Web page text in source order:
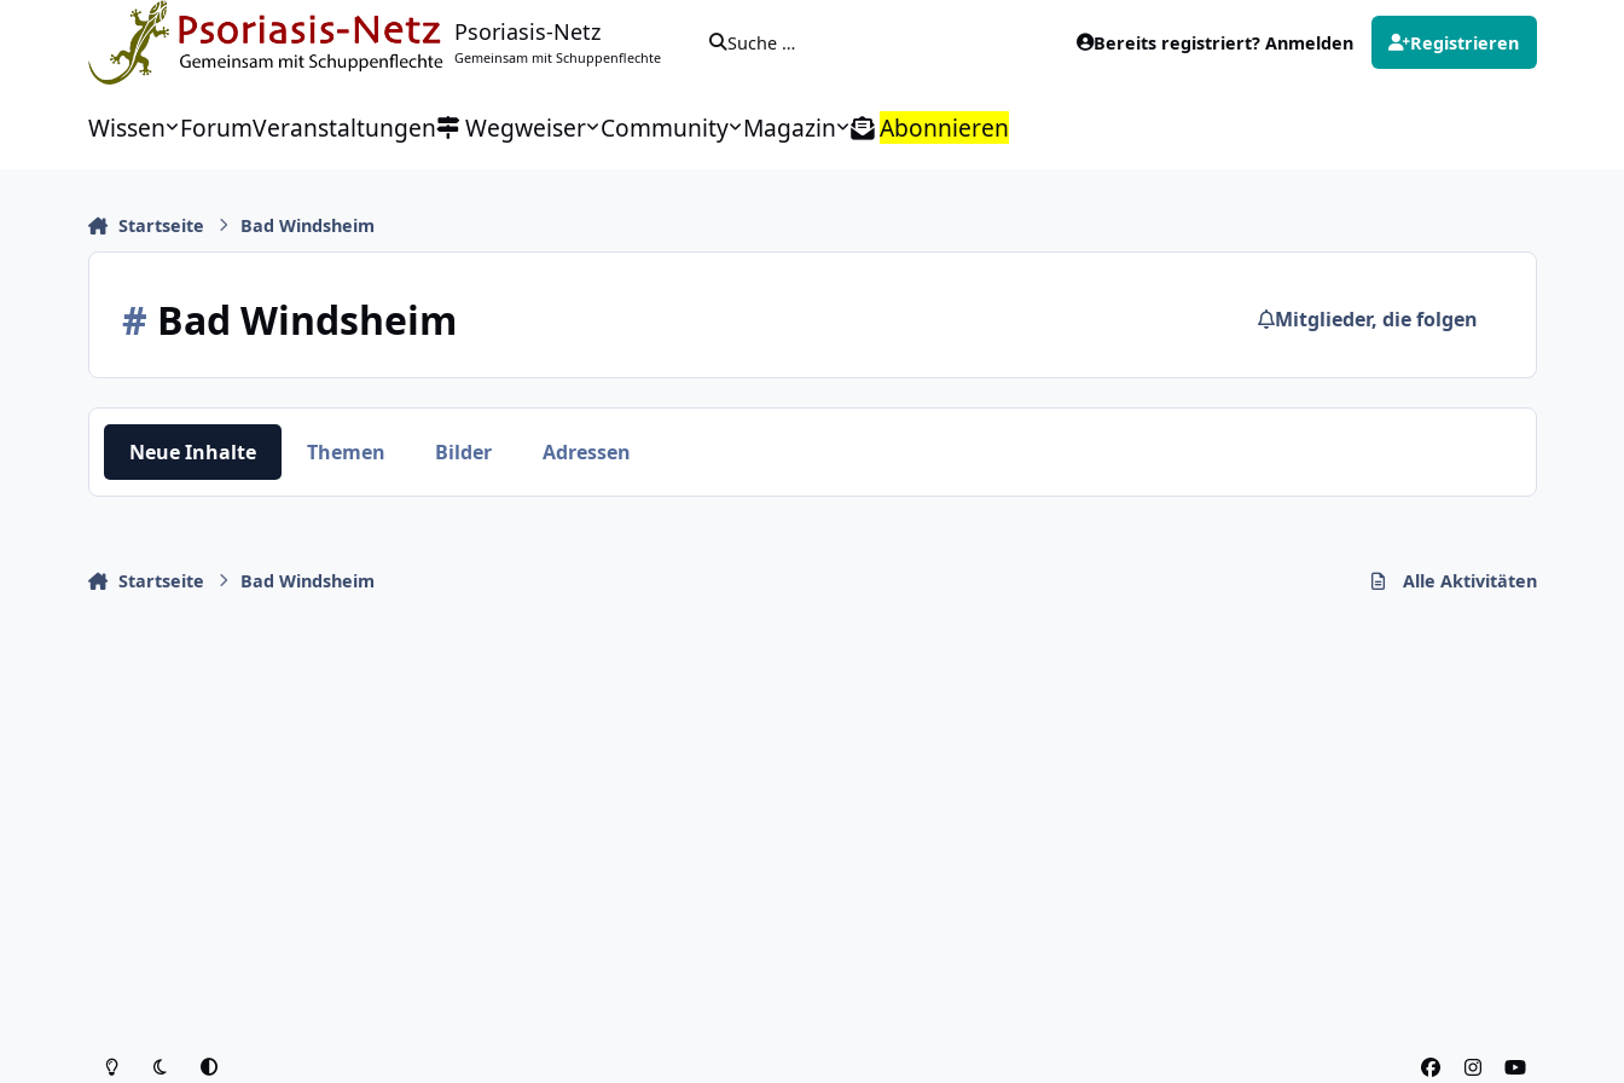
Zu Inhalt springen
Psoriasis-Netz
Gemeinsam mit Schuppenflechte
Suche … Bereits registriert? Anmelden Registrieren
Wissen ForumVeranstaltungen Wegweiser Community Magazin Abonnieren
Startseite Bad Windsheim
# Bad Windsheim Mitglieder, die folgen
Neue Inhalte Themen Bilder Adressen
Startseite Bad Windsheim Alle Aktivitäten
Heller ModusDunkler Modus
Systemeinstellung